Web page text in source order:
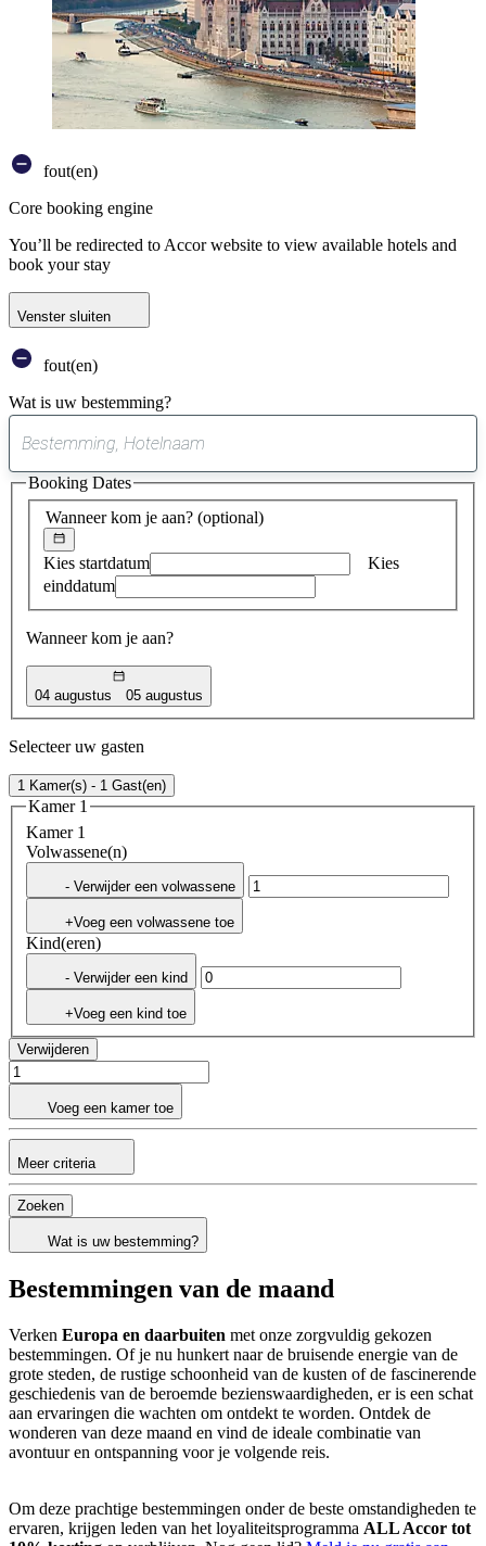
fout(en)
Core booking engine
You’ll be redirected to Accor website to view available hotels and
book your stay
Venster sluiten
fout(en)
Wat is uw bestemming?
suggestie
gevonden
Wanneer kom je aan? (optional)
Kies startdatum
Kies
einddatum
Wanneer kom je aan?
04 augustus 05 augustus
Booking Dates
Selecteer uw gasten
1 Kamer(s) - 1 Gast(en)
Kamer 1
Kamer 1
Volwassene(n)
- Verwijder een volwassene
+Voeg een volwassene toe
Kind(eren)
- Verwijder een kind
+Voeg een kind toe
Verwijderen
Voeg een kamer toe
Meer criteria
Zoeken
Wat is uw bestemming?
Bestemmingen van de maand
Verken Europa en daarbuiten met onze zorgvuldig gekozen
bestemmingen. Of je nu hunkert naar de bruisende energie van de
grote steden, de rustige schoonheid van de kusten of de fascinerende
geschiedenis van de beroemde bezienswaardigheden, er is een schat
aan ervaringen die wachten om ontdekt te worden. Ontdek de
wonderen van deze maand en vind de ideale combinatie van
avontuur en ontspanning voor je volgende reis.
Om deze prachtige bestemmingen onder de beste omstandigheden te
ervaren, krijgen leden van het loyaliteitsprogramma ALL Accor tot